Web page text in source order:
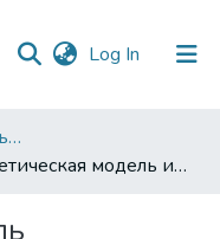
Log In (current)
12. Філологічний факультет
Теоретическая модель идентификации модернизма Серебряного века в формате категории «литературное сознание»